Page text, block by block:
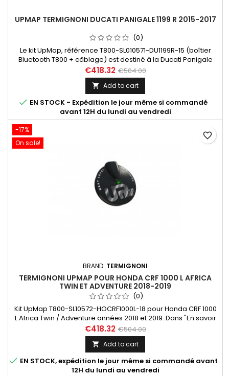
UPMAP TERMIGNONI DUCATI PANIGALE 1199 R 2015-2017
(0)
Le kit UpMap, référence T800-SL010571-DU1199R-15 (boîtier
Bluetooth T800 + câblage) est destiné à la Ducati Panigale
1199 R (15-17). Dans "En savoir plus", découvrez les différentes
maps disponibles en fonction des configurations.
€418.32 €504.00
 Add to cart
 EN STOCK - Expédition le jour même si commandé
avant 12H du lundi au vendredi
-17%
On sale!
BRAND: TERMIGNONI
TERMIGNONI UPMAP POUR HONDA CRF 1000 L AFRICA
TWIN ET ADVENTURE 2018-2019
(0)
Kit UpMap T800-SL10572-HOCRF1000L-18 pour Honda CRF 1000
L Africa Twin / Adventure années 2018 et 2019. Dans "En savoir
plus", découvrez les maps disponibles en fonction des
différentes configurations de votre machine. Le choix de la
cartographie se fait avec l'application UpMap installée sur
votre smartphone. Le gain en performance peut aller jusqu'à
6...
€418.32 €504.00
 Add to cart
 EN STOCK, expédition le jour même si commandé avant
12H du lundi au vendredi
favorite_border